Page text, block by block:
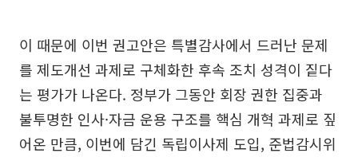
이 때문에 이번 권고안은 특별감사에서 드러난 문제
를 제도개선 과제로 구체화한 후속 조치 성격이 짙다
는 평가가 나온다. 정부가 그동안 회장 권한 집중과
불투명한 인사·자금 운용 구조를 핵심 개혁 과제로 짚
어온 만큼, 이번에 담긴 독립이사제 도입, 준법감시위